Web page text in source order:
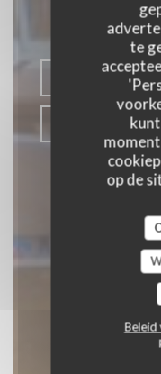
te
op de
Beleid
REGIONALE